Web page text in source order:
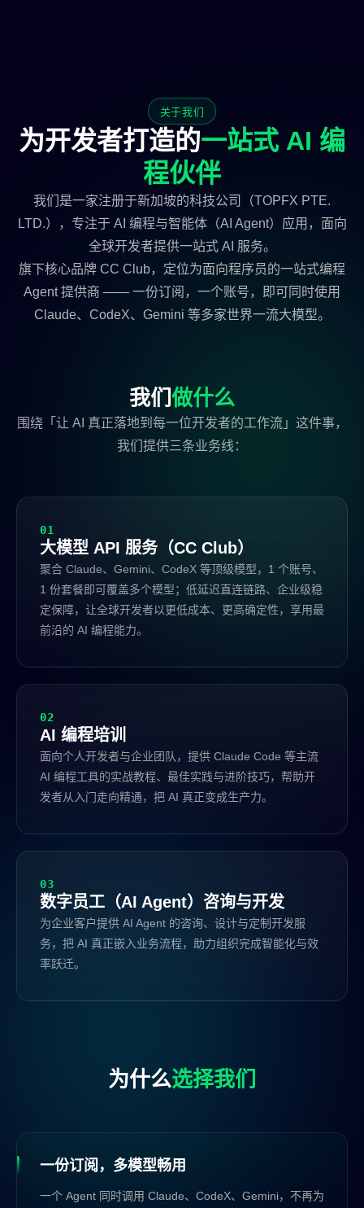
关于我们
为开发者打造的一站式 AI 编
程伙伴
我们是一家注册于新加坡的科技公司（TOPFX PTE.
LTD.），专注于 AI 编程与智能体（AI Agent）应用，面向
全球开发者提供一站式 AI 服务。
旗下核心品牌 CC Club，定位为面向程序员的一站式编程
Agent 提供商 —— 一份订阅，一个账号，即可同时使用
Claude、CodeX、Gemini 等多家世界一流大模型。
我们做什么
围绕「让 AI 真正落地到每一位开发者的工作流」这件事，
我们提供三条业务线：
01
大模型 API 服务（CC Club）
聚合 Claude、Gemini、CodeX 等顶级模型，1 个账号、
1 份套餐即可覆盖多个模型；低延迟直连链路、企业级稳
定保障，让全球开发者以更低成本、更高确定性，享用最
前沿的 AI 编程能力。
02
AI 编程培训
面向个人开发者与企业团队，提供 Claude Code 等主流
AI 编程工具的实战教程、最佳实践与进阶技巧，帮助开
发者从入门走向精通，把 AI 真正变成生产力。
03
数字员工（AI Agent）咨询与开发
为企业客户提供 AI Agent 的咨询、设计与定制开发服
务，把 AI 真正嵌入业务流程，助力组织完成智能化与效
率跃迁。
为什么选择我们
一份订阅，多模型畅用
一个 Agent 同时调用 Claude、CodeX、Gemini，不再为